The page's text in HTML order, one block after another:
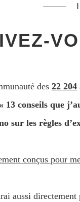
des 22 204
conseils que
sur les règles
conçus pour
aussi directement